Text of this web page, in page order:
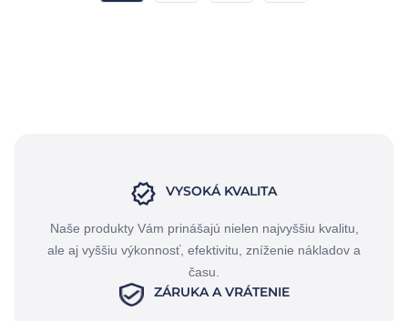
VYSOKÁ KVALITA
Naše produkty Vám prinášajú nielen najvyššiu kvalitu,
ale aj vyššiu výkonnosť, efektivitu, zníženie nákladov a
času.
ZÁRUKA A VRÁTENIE